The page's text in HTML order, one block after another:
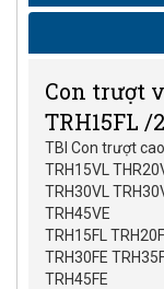
Con trượt
TRH15FL /
TBI Con trượt cao
TRH15VL
TRH30VL
TRH45VE
TRH15FL
TRH30FE
TRH45FE